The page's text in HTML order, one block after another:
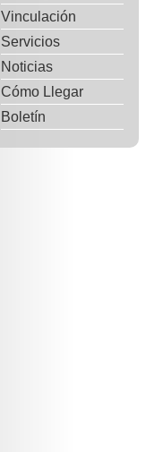
Vinculación
Servicios
Noticias
Cómo Llegar
Boletín